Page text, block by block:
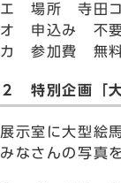
エ 場所 寺田コ
オ 申込み 不
カ 参加費 無
２ 特別企画「
展示室に大型絵
みなさんの写真